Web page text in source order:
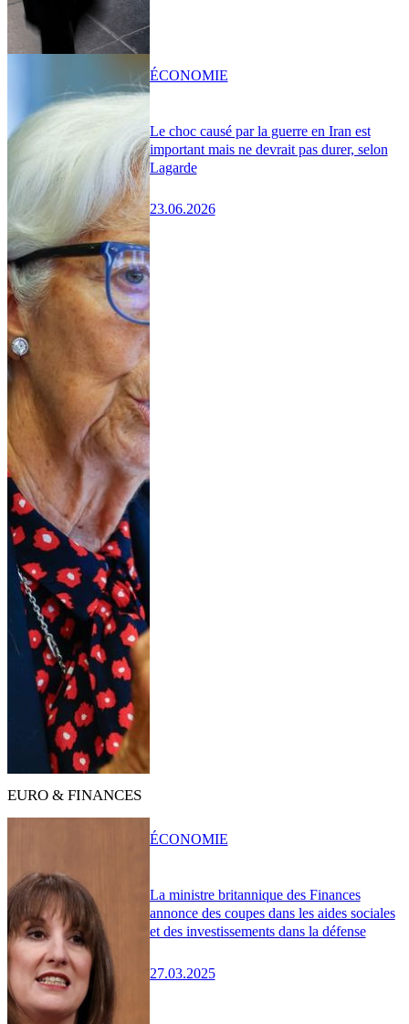
Le choc causé par la guerre en Iran est
important mais ne devrait pas durer, selon
Lagarde
23.06.2026
ÉCONOMIE
EURO & FINANCES
La ministre britannique des Finances
annonce des coupes dans les aides sociales
et des investissements dans la défense
27.03.2025
ÉCONOMIE